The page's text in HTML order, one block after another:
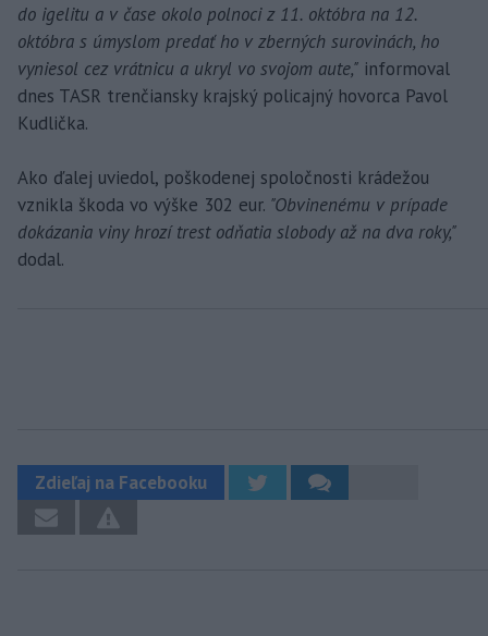
do igelitu a v čase okolo polnoci z 11. októbra na 12.
októbra s úmyslom predať ho v zberných surovinách, ho
vyniesol cez vrátnicu a ukryl vo svojom aute," informoval
dnes TASR trenčiansky krajský policajný hovorca Pavol
Kudlička.
Ako ďalej uviedol, poškodenej spoločnosti krádežou
vznikla škoda vo výške 302 eur. "Obvinenému v prípade
dokázania viny hrozí trest odňatia slobody až na dva roky,"
dodal.
Zdieľaj na Facebooku